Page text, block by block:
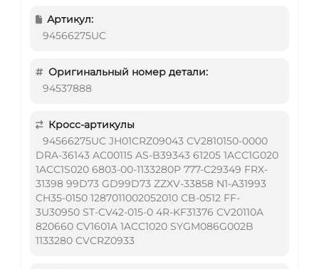
Артикул:
94566275UC
Оригинальный номер детали:
94537888
Кросс-артикулы
94566275UC JH01CRZ09043 CV2810150-0000
DRA-36143 AC00115 AS-B39343 61205 1ACC1G020
1ACC1S020 6803-00-1133280P 777-C29349 FRX-
31398 99D73 GD99D73 ZZXV-33858 N1-A31993
CH35-0150 1287011002052010 CB-0512 FF-
3U30950 ST-CV42-015-0 4R-KF31376 CV20110A
820660 CV1601A 1ACC1020 SYGM086G002B
1133280 CVCRZ0933